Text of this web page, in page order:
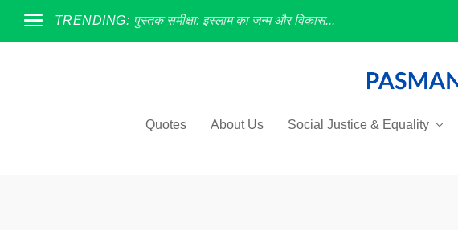
TRENDING: पुस्तक समीक्षा: इस्लाम का जन्म और विकास...
Quotes About Us Social Justice & Equality